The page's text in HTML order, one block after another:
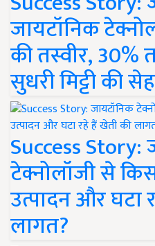
जायटॉनिक
की तस्वीर,
सुधरी मिट्टी की
Success Story:
टेक्नोलॉजी से
उत्पादन और घटा
लागत?